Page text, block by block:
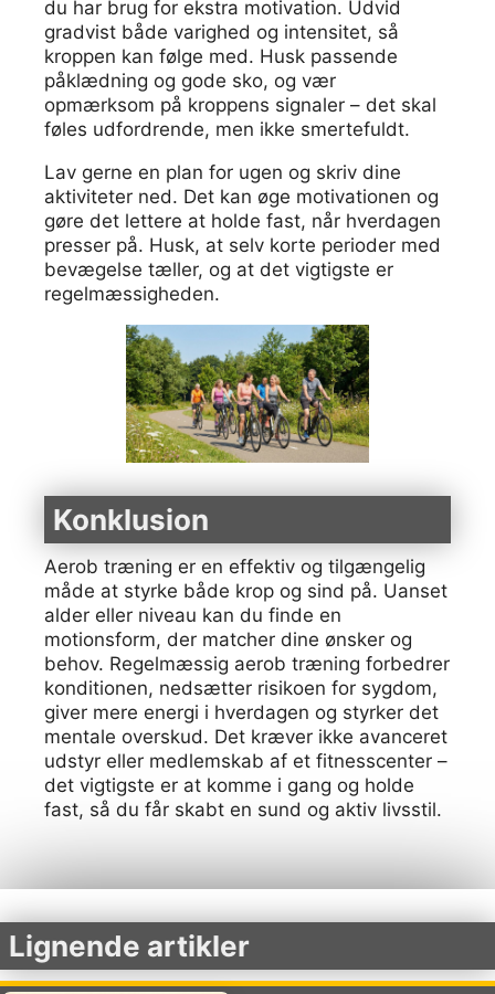
du har brug for ekstra motivation. Udvid
gradvist både varighed og intensitet, så
kroppen kan følge med. Husk passende
påklædning og gode sko, og vær
opmærksom på kroppens signaler – det skal
føles udfordrende, men ikke smertefuldt.
Lav gerne en plan for ugen og skriv dine
aktiviteter ned. Det kan øge motivationen og
gøre det lettere at holde fast, når hverdagen
presser på. Husk, at selv korte perioder med
bevægelse tæller, og at det vigtigste er
regelmæssigheden.
Konklusion
Aerob træning er en effektiv og tilgængelig
måde at styrke både krop og sind på. Uanset
alder eller niveau kan du finde en
motionsform, der matcher dine ønsker og
behov. Regelmæssig aerob træning forbedrer
konditionen, nedsætter risikoen for sygdom,
giver mere energi i hverdagen og styrker det
mentale overskud. Det kræver ikke avanceret
udstyr eller medlemskab af et fitnesscenter –
det vigtigste er at komme i gang og holde
fast, så du får skabt en sund og aktiv livsstil.
Lignende artikler